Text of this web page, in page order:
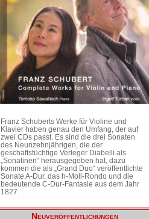
Franz Schuberts Werke für Violine und
Klavier haben genau den Umfang, der auf
zwei CDs passt. Es sind die drei Sonaten
des Neunzehnjährigen, die der
geschäftstüchtige Verleger Diabelli als
„Sonatinen“ herausgegeben hat, dazu
kommen die als „Grand Duo“ veröffentlichte
Sonate A-Dur, das h-Moll-Rondo und die
bedeutende C-Dur-Fantasie aus dem Jahr
1827.
Neuveröffentlichungen